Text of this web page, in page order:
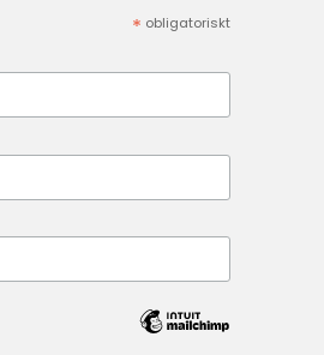
* obligatoriskt